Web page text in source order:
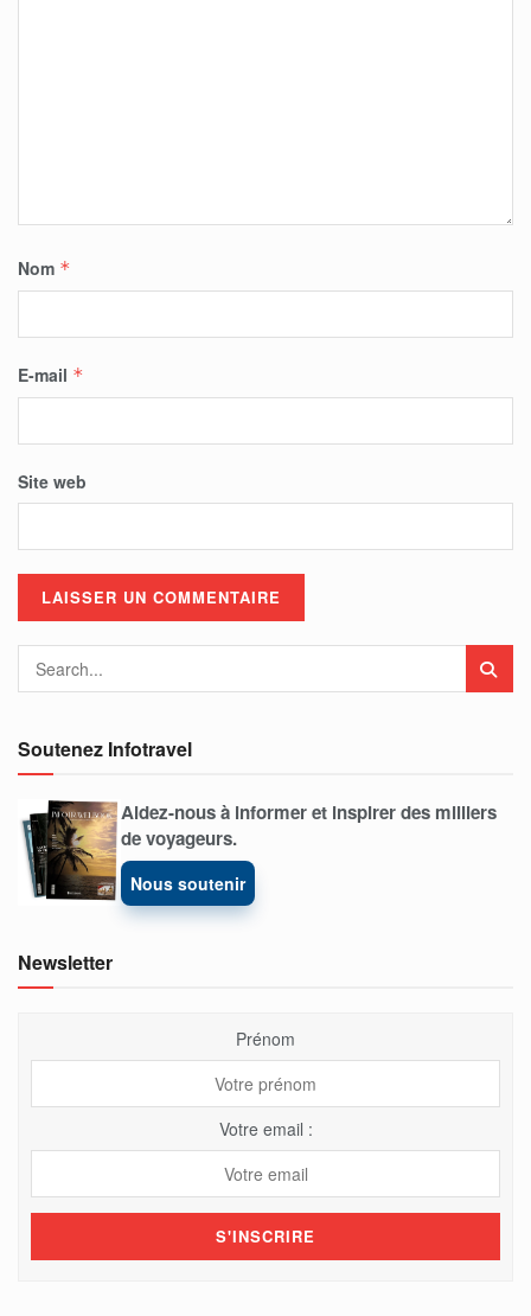
Nom *
E-mail *
Site web
Soutenez Infotravel
Aidez-nous à informer et inspirer des milliers
de voyageurs.
Nous soutenir
Newsletter
Prénom
Votre email :